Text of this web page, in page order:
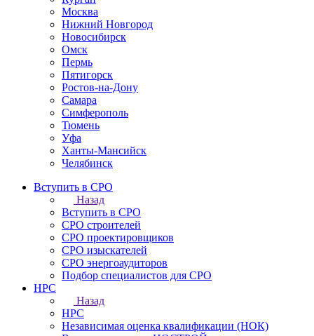
Москва
Нижний Новгород
Новосибирск
Омск
Пермь
Пятигорск
Ростов-на-Дону
Самара
Симферополь
Тюмень
Уфа
Ханты-Мансийск
Челябинск
Вступить в СРО
Назад
Вступить в СРО
СРО строителей
СРО проектировщиков
СРО изыскателей
СРО энергоаудиторов
Подбор специалистов для СРО
НРС
Назад
НРС
Независимая оценка квалификации (НОК)